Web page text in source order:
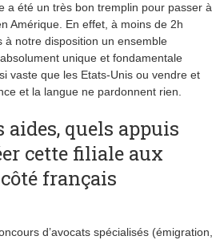
a été un très bon tremplin pour passer à
Amérique. En effet, à moins de 2h
à notre disposition un ensemble
unique et fondamentale
vaste que les Etats-Unis ou vendre et
et la langue ne pardonnent rien.
quels appuis
cette filiale aux
français
d’avocats spécialisés (émigration,